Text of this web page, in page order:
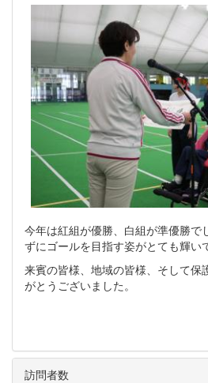
今年は紅組が優勝、白組が準優勝で
ずにゴールを目指す姿がとても輝い
来賓の皆様、地域の皆様、そして保
がとうございました。
訪問者数